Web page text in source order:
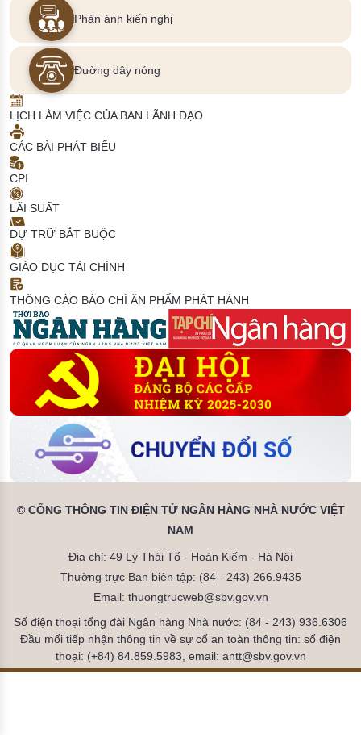
Phản ánh kiến nghị
Đường dây nóng
LỊCH LÀM VIỆC CỦA BAN LÃNH ĐẠO
CÁC BÀI PHÁT BIỂU
CPI
LÃI SUẤT
DỰ TRỮ BẮT BUỘC
GIÁO DỤC TÀI CHÍNH
THÔNG CÁO BÁO CHÍ ẤN PHẨM PHÁT HÀNH
© CỔNG THÔNG TIN ĐIỆN TỬ NGÂN HÀNG NHÀ NƯỚC VIỆT
NAM
Địa chỉ: 49 Lý Thái Tổ - Hoàn Kiếm - Hà Nội
Thường trực Ban biên tập: (84 - 243) 266.9435
Email: thuongtrucweb@sbv.gov.vn
Số điện thoại tổng đài Ngân hàng Nhà nước: (84 - 243) 936.6306
Đầu mối tiếp nhận thông tin về sự cố an toàn thông tin: số điện
thoại: (+84) 84.859.5983, email: antt@sbv.gov.vn